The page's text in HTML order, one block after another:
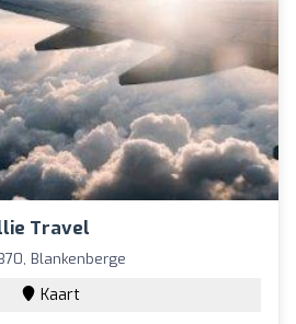
Travel
Blankenberge
Kaart